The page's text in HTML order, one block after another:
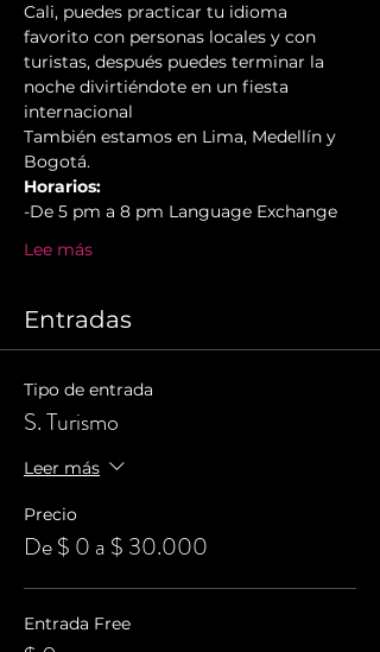
Cali, puedes practicar tu idioma
favorito con personas locales y con
turistas, después puedes terminar la
noche divirtiéndote en un fiesta
internacional
También estamos en Lima, Medellín y
Bogotá.
Horarios:
-De 5 pm a 8 pm Language Exchange
Lee más
Entradas
Tipo de entrada
S. Turismo
Leer más
Precio
De $ 0 a $ 30.000
Entrada Free